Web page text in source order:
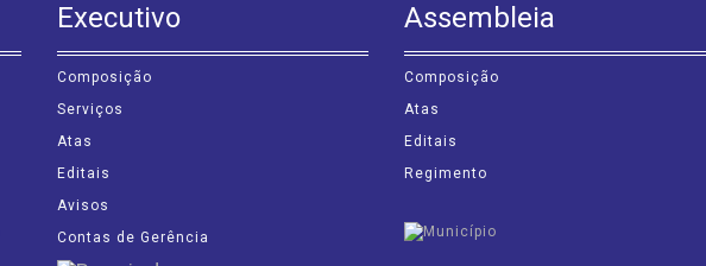
Executivo
Composição
Serviços
Atas
Editais
Avisos
Contas de Gerência
Assembleia
Composição
Atas
Editais
Regimento